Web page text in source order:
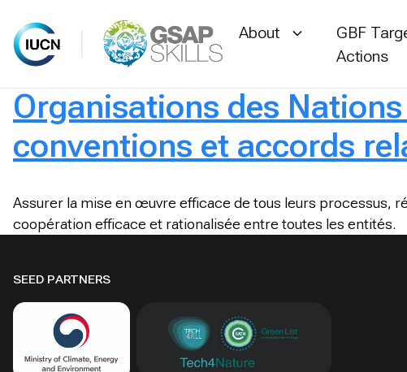
Skip
to
content
About
GBF
Actions
Organisations des
conventions et accords
Assurer la mise en œuvre efficace de tous leurs processus,
coopération efficace et rationalisée entre toutes les entités.
SEED PARTNERS